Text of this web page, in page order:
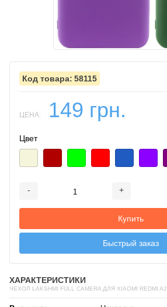
58115
ЦЕНА: 149 грн.
Цвет
- +
Купить
Быстрый заказ
ХАРАКТЕРИСТИКИ
ЧЕХОЛ LAKSHMI FULL CAMERA ДЛЯ XIAOMI REDMI A2